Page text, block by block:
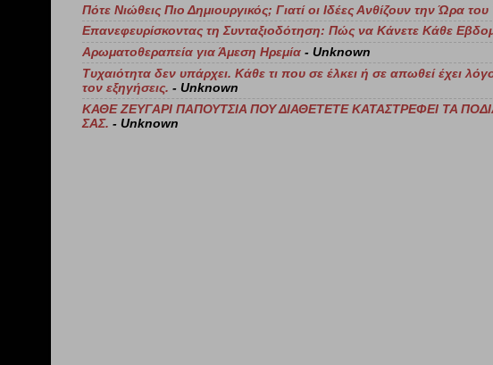
Πότε Νιώθεις Πιο Δημιουργικός; Γιατί οι Ιδέες Ανθίζουν την Ώρα
Επανεφευρίσκοντας τη Συνταξιοδότηση: Πώς να Κάνετε Κάθε
Αρωματοθεραπεία για Άμεση Ηρεμία - Unknown
Τυχαιότητα δεν υπάρχει. Κάθε τι που σε έλκει ή σε απωθεί έχει
τον εξηγήσεις. - Unknown
ΚΑΘΕ ΖΕΥΓΑΡΙ ΠΑΠΟΥΤΣΙΑ ΠΟΥ ΔΙΑΘΕΤΕΤΕ ΚΑΤΑΣΤΡΕΦΕΙ ΤΑ
ΣΑΣ. - Unknown